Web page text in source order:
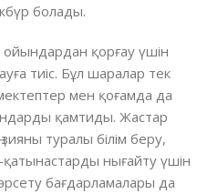
болады.
қорғау үшін
тиіс. Бұл шаралар тек
мен қоғамда да
қамтиды. Жастар
туралы білім беру,
нығайту үшін
бағдарламалары да